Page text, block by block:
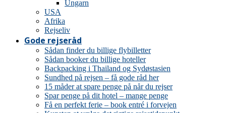
Ungarn
USA
Afrika
Rejseliv
Gode rejseråd
Sådan finder du billige flybilletter
Sådan booker du billige hoteller
Backpacking i Thailand og Sydøstasien
Sundhed på rejsen – få gode råd her
15 måder at spare penge på når du rejser
Spar penge på dit hotel – mange penge
Få en perfekt ferie – book entré i forvejen